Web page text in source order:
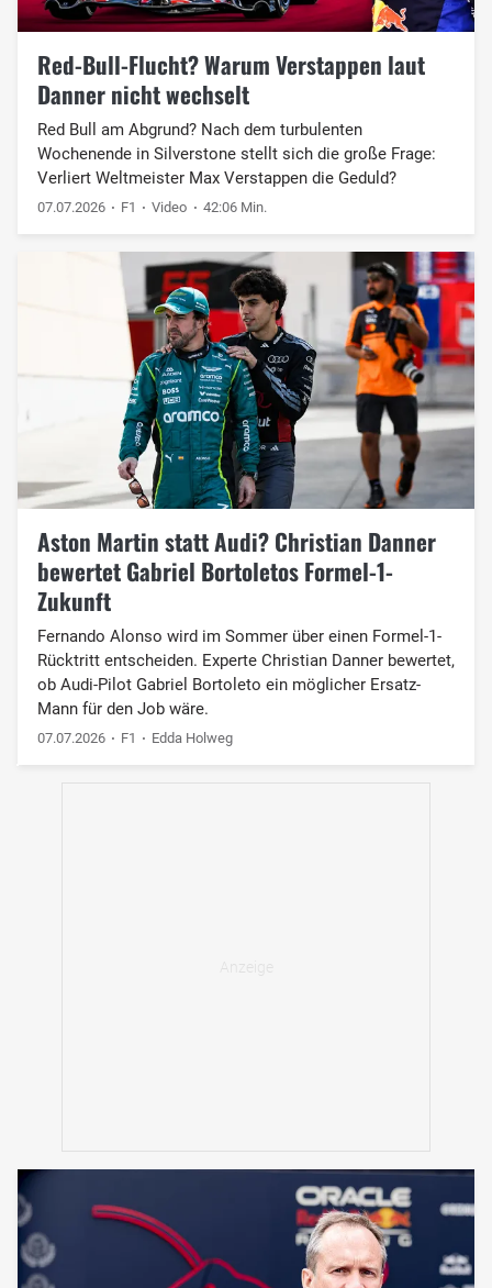
Red-Bull-Flucht? Warum Verstappen laut
Danner nicht wechselt
Red Bull am Abgrund? Nach dem turbulenten
Wochenende in Silverstone stellt sich die große Frage:
Verliert Weltmeister Max Verstappen die Geduld?
07.07.2026 F1 Video 42:06 Min.
Aston Martin statt Audi? Christian Danner
bewertet Gabriel Bortoletos Formel-1-
Zukunft
Fernando Alonso wird im Sommer über einen Formel-1-
Rücktritt entscheiden. Experte Christian Danner bewertet,
ob Audi-Pilot Gabriel Bortoleto ein möglicher Ersatz-
Mann für den Job wäre.
07.07.2026 F1 Edda Holweg